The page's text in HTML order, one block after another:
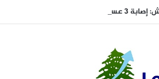
تفكيك ذخائر غير منفجرة في زوطر الغربية